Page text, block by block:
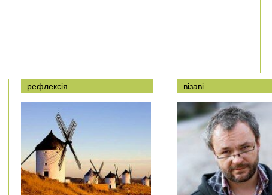
рефлексія візаві